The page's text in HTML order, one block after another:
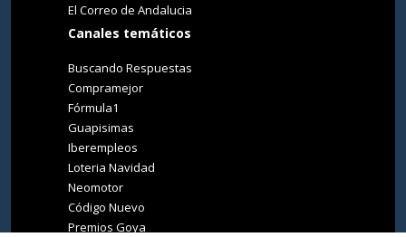
El Correo de Andalucia
Canales temáticos
Buscando Respuestas
Compramejor
Fórmula1
Guapisimas
Iberempleos
Loteria Navidad
Neomotor
Código Nuevo
Premios Goya